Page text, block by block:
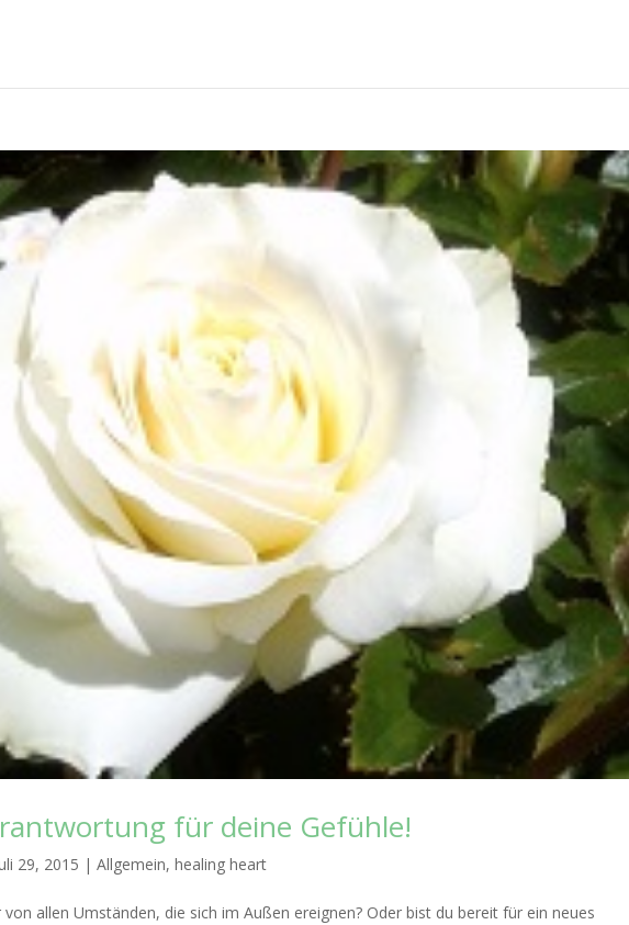
für deine Gefühle!
29, 2015 | Allgemein, healing heart
allen Umständen, die sich im Außen ereignen? Oder bist du bereit für ein neues